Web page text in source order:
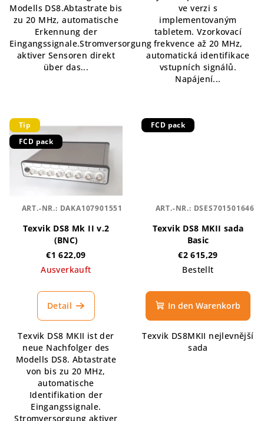
Modells DS8.Abtastrate bis
zu 20 MHz, automatische
Erkennung der
Eingangssignale.Stromversorgung
aktiver Sensoren direkt
über das...
ve verzi s
implementovaným
tabletem. Vzorkovací
frekvence až 20 MHz,
automatická identifikace
vstupních signálů.
Napájení...
Tip
FCD pack
Texvik DS8 Mk II v.2
(BNC)
€1 622,09
Ausverkauft
Detail
Texvik DS8 MKII ist der
neue Nachfolger des
Modells DS8. Abtastrate
von bis zu 20 MHz,
automatische
Identifikation der
Eingangssignale.
Stromversorgung aktiver
ART.-NR.: DAKA107901551
FCD pack
Texvik DS8 MKII sada
Basic
€2 615,29
Bestellt
In den Warenkorb
Texvik DS8MKII nejlevnější
sada
ART.-NR.: DSES701501646